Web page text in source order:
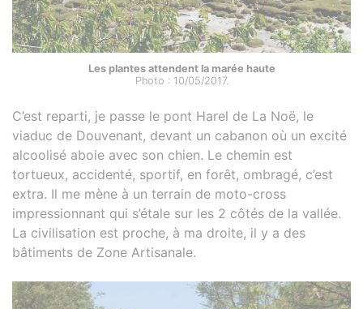
Les plantes attendent la marée haute
Photo : 10/05/2017.
C’est reparti, je passe le pont Harel de La Noë, le
viaduc de Douvenant, devant un cabanon où un excité
alcoolisé aboie avec son chien. Le chemin est
tortueux, accidenté, sportif, en forêt, ombragé, c’est
extra. Il me mène à un terrain de moto-cross
impressionnant qui s’étale sur les 2 côtés de la vallée.
La civilisation est proche, à ma droite, il y a des
bâtiments de Zone Artisanale.